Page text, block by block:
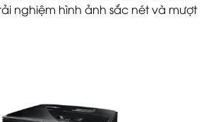
nghiệm hình ảnh sắc nét và mượt